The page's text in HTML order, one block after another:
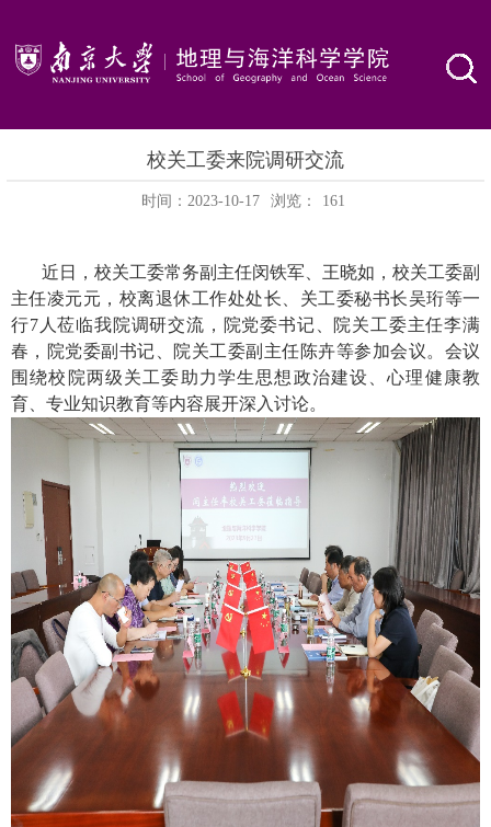
校关工委来院调研交流
时间：2023-10-17 浏览： 161
近日，校关工委常务副主任闵铁军、王晓如，校关工委副
主任凌元元，校离退休工作处处长、关工委秘书长吴珩等一
行7人莅临我院调研交流，院党委书记、院关工委主任李满
春，院党委副书记、院关工委副主任陈卉等参加会议。会议
围绕校院两级关工委助力学生思想政治建设、心理健康教
育、专业知识教育等内容展开深入讨论。